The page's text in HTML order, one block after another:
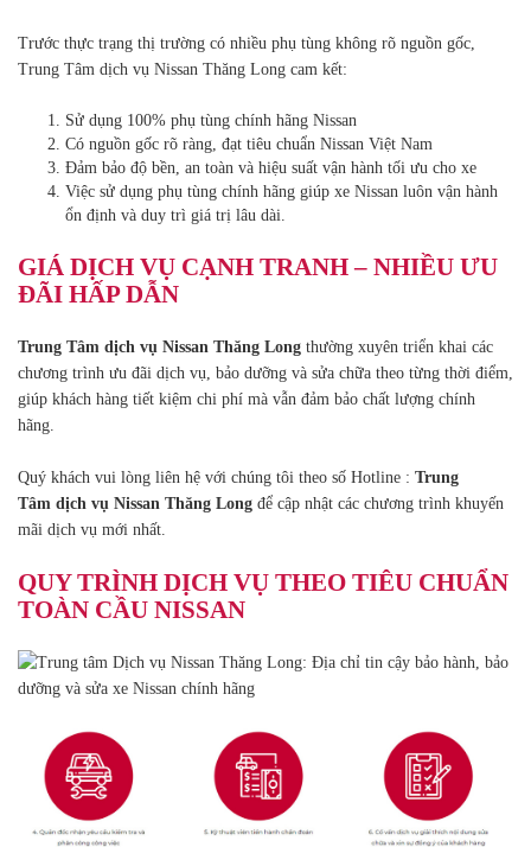
Trước thực trạng thị trường có nhiều phụ tùng không rõ nguồn gốc,
Trung Tâm dịch vụ Nissan Thăng Long cam kết:
Sử dụng 100% phụ tùng chính hãng Nissan
Có nguồn gốc rõ ràng, đạt tiêu chuẩn Nissan Việt Nam
Đảm bảo độ bền, an toàn và hiệu suất vận hành tối ưu cho xe
Việc sử dụng phụ tùng chính hãng giúp xe Nissan luôn vận hành
ổn định và duy trì giá trị lâu dài.
GIÁ DỊCH VỤ CẠNH TRANH – NHIỀU ƯU
ĐÃI HẤP DẪN
Trung Tâm dịch vụ Nissan Thăng Long thường xuyên triển khai các
chương trình ưu đãi dịch vụ, bảo dưỡng và sửa chữa theo từng thời điểm,
giúp khách hàng tiết kiệm chi phí mà vẫn đảm bảo chất lượng chính
hãng.
Quý khách vui lòng liên hệ với chúng tôi theo số Hotline : Trung
Tâm dịch vụ Nissan Thăng Long để cập nhật các chương trình khuyến
mãi dịch vụ mới nhất.
QUY TRÌNH DỊCH VỤ THEO TIÊU CHUẨN
TOÀN CẦU NISSAN